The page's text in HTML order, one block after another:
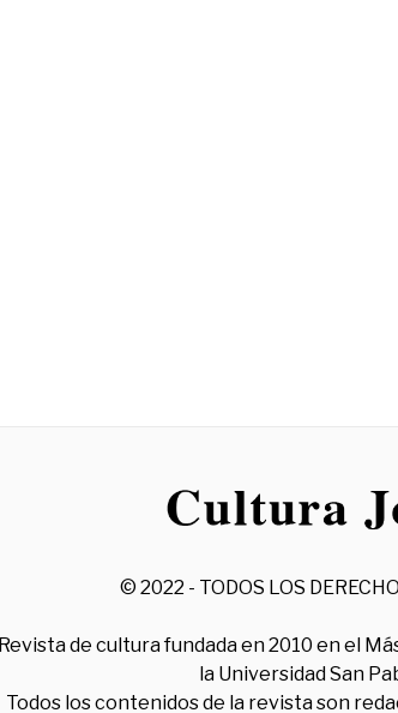
© 2022 - TODOS LOS
Revista de cultura fundada en 2010 en el
la Universidad San
Todos los contenidos de la revista son